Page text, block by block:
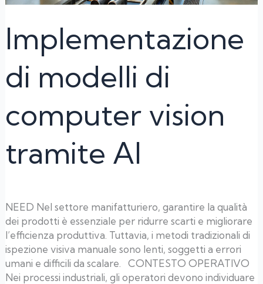
Implementazione
di modelli di
computer vision
tramite AI
NEED Nel settore manifatturiero, garantire la qualità
dei prodotti è essenziale per ridurre scarti e migliorare
l’efficienza produttiva. Tuttavia, i metodi tradizionali di
ispezione visiva manuale sono lenti, soggetti a errori
umani e difficili da scalare. CONTESTO OPERATIVO
Nei processi industriali, gli operatori devono individuare